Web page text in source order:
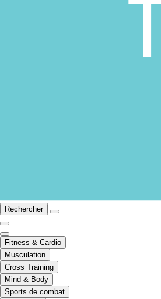
Rechercher
Fitness & Cardio
Musculation
Cross Training
Mind & Body
Sports de combat